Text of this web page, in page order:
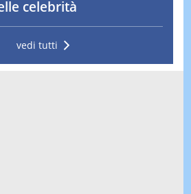
celebrità
vedi tutti